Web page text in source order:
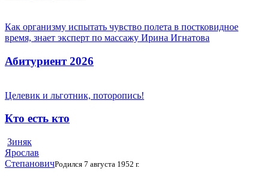
Как организму испытать чувство полета в постковидное
время, знает эксперт по массажу Ирина Игнатова
Абитуриент 2026
Целевик и льготник, поторопись!
Кто есть кто
Зиняк
Ярослав
СтепановичРодился 7 августа 1952 г.